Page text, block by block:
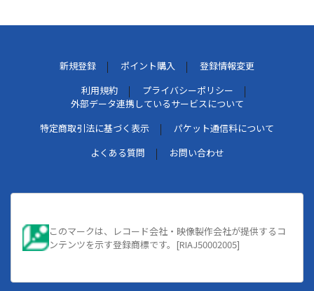
新規登録 ポイント購入
登録情報変更
利用規約
プライバシーポリシー
外部データ連携しているサービスについて
特定商取引法に基づく表示
パケット通信料について
よくある質問
お問い合わせ
このマークは、レコード会社・映像製作会社が提供するコ
ンテンツを示す登録商標です。[RIAJ50002005]